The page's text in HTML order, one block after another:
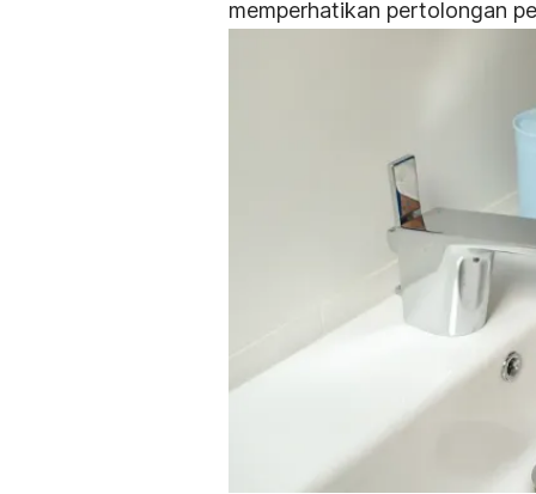
memperhatikan pertolongan